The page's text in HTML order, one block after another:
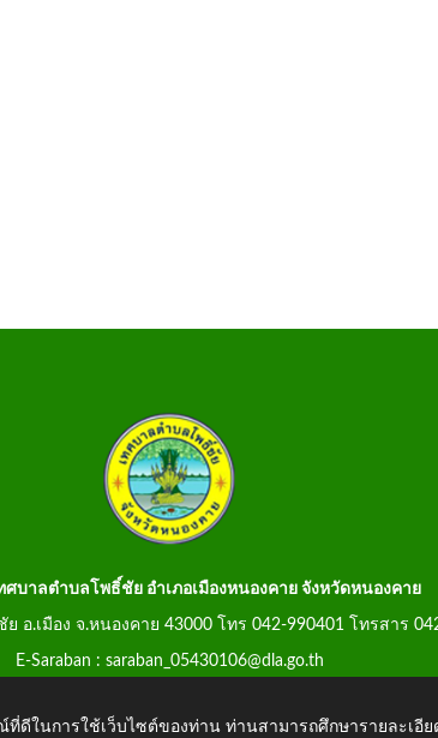
ศบาลตำบลโพธิ์ชัย อำเภอเมืองหนองคาย จังหวัดหนองคาย
อ.เมือง จ.หนองคาย 43000 โทร 042-990401 โทรสาร
E-Saraban : saraban_05430106@dla.go.th
ดีในการใช้เว็บไซต์ของท่าน ท่านสามารถศึกษารายละเอี